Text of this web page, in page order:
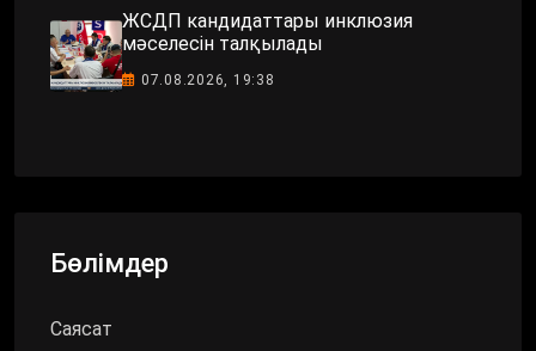
ЖСДП кандидаттары инклюзия
мәселесін талқылады
07.08.2026, 19:38
Бөлімдер
Саясат